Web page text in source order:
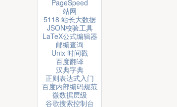
PageSpeed
站网
5118 站长大数据
JSON校验工具
LaTeX公式编辑器
邮编查询
Unix 时间戳
百度翻译
汉典字典
正则表达式入门
百度内部编码规范
微数据层级
谷歌搜索控制台